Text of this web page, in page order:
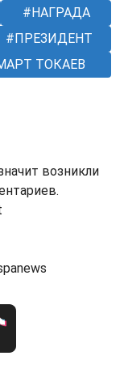
НАГРАДА
ПРЕЗИДЕНТ
ТОКАЕВ
возникли